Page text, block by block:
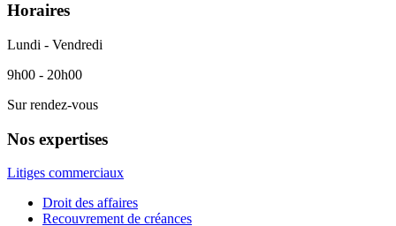
Horaires
Lundi - Vendredi
9h00 - 20h00
Sur rendez-vous
Nos expertises
Litiges commerciaux
Droit des affaires
Recouvrement de créances